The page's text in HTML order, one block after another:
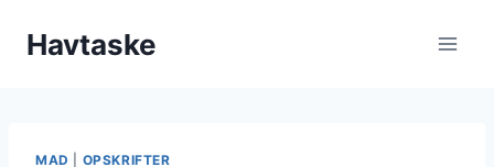
Havtaske
MAD OPSKRIFTER